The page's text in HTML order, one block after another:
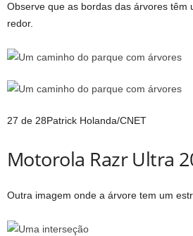
Observe que as bordas das árvores têm
redor.
27 de 28Patrick Holanda/CNET
Motorola Razr Ultra
Outra imagem onde a árvore tem um